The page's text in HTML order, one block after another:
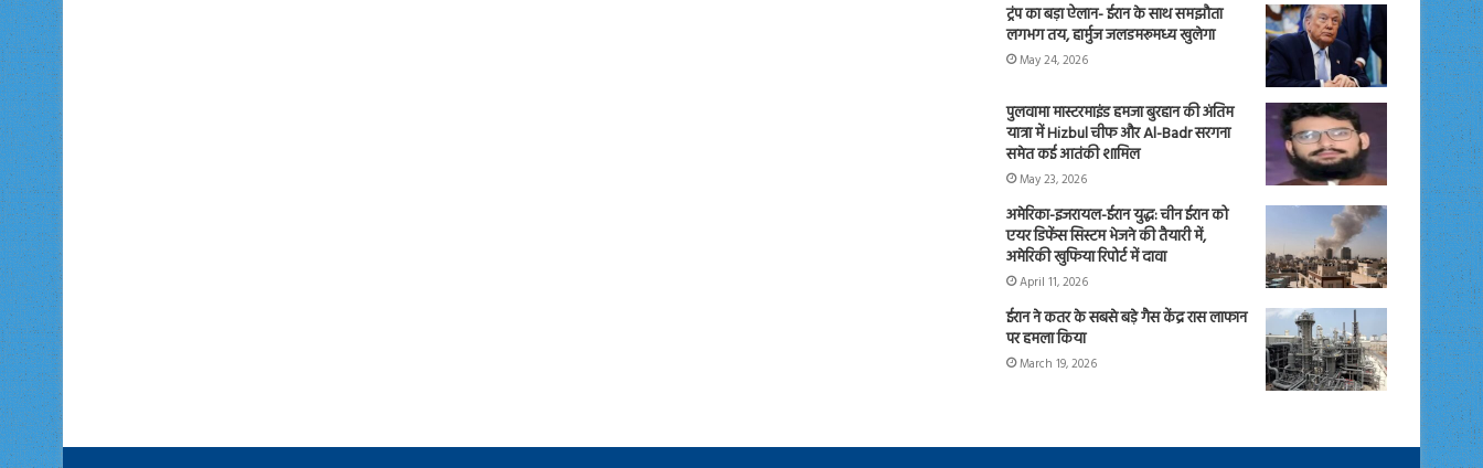
ट्रंप का बड़ा ऐलान- ईरान के साथ समझौता
लगभग तय, हार्मुज जलडमरूमध्य खुलेगा
May 24, 2026
पुलवामा मास्टरमाइंड हमजा बुरहान की अंतिम
यात्रा में Hizbul चीफ और Al-Badr सरगना
समेत कई आतंकी शामिल
May 23, 2026
अमेरिका-इजरायल-ईरान युद्ध: चीन ईरान को
एयर डिफेंस सिस्टम भेजने की तैयारी में,
अमेरिकी खुफिया रिपोर्ट में दावा
April 11, 2026
ईरान ने कतर के सबसे बड़े गैस केंद्र रास लाफान
पर हमला किया
March 19, 2026